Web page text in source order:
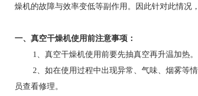
燥机的故障与效率变低等副作用。因此针对此情况
一、真空干燥机使用前注意事项：
1、真空干燥机使用前要先抽真空再升温加热。
2、如在使用过程中出现异常、气味、烟雾等情
员查看修理。